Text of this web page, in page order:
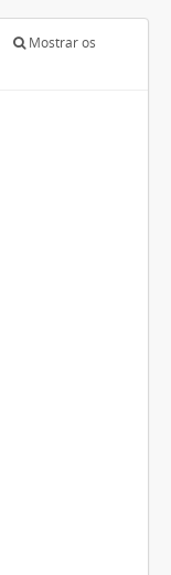
Mostrar os